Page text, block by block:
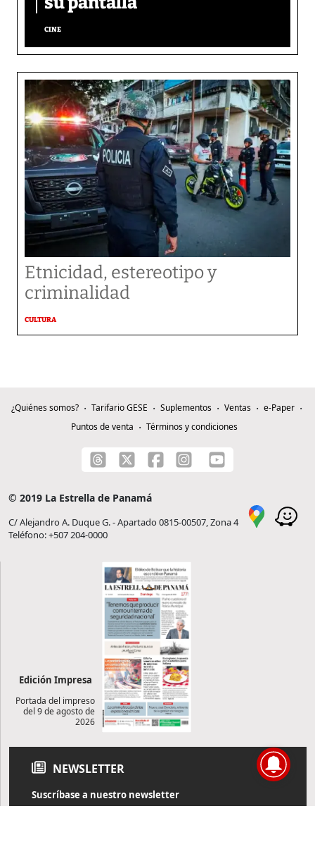
CINE
Etnicidad, estereotipo y
criminalidad
CULTURA
¿Quiénes somos? Tarifario GESE Suplementos Ventas
e-Paper
Puntos de venta
Términos y condiciones
© 2019 La Estrella de Panamá
C/ Alejandro A. Duque G. - Apartado 0815-00507, Zona 4
Teléfono: +507 204-0000
Edición Impresa
Portada del impreso
del 9 de agosto de
2026
NEWSLETTER
Suscríbase a nuestro newsletter
Reciba diariamente información de actualidad directamente en